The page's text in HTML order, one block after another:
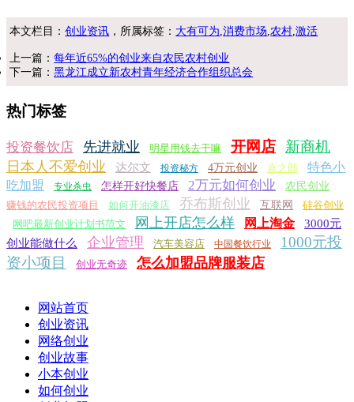
本文栏目：创业资讯 ，所属标签： 大有可为 ,消费市场 农村 ,激活
上一篇：每年近65%的创业来自农民农村创业
下一篇：黑龙江成立新农村青年经济合作组织总会
热门标签
投资餐饮店 先进就业 明星用钱去干嘛 开网店 新商机
日本人不爱创业 达尔文 投资秘方 4万元创业 喜之郎
特色小
吃加盟
专业杀虫 怎样开好快餐店 2万元如何创业
农民创业
赚钱的农民投资项目
如何开油漆店 乔布斯创业 互联网
硅谷创业
网吧最新创业计划书范文
网上开店怎么样 网上淘金
3000元
创业能做什么
企业管理 汽车美容店 中国餐饮行业
1000元投
资小项目
创业无奇迹 怎么加盟品牌服装店
网站首页
创业资讯
网络创业
创业故事
小本创业
如何创业